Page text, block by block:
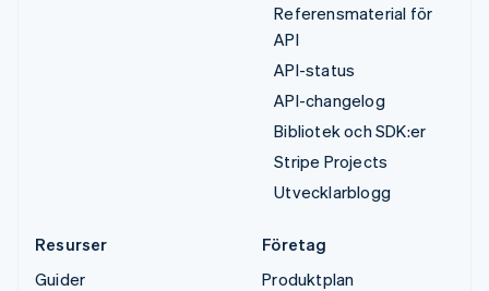
Referensmaterial för
API
API-status
API-changelog
Bibliotek och SDK:er
Stripe Projects
Utvecklarblogg
Resurser
Guider
Företag
Produktplan